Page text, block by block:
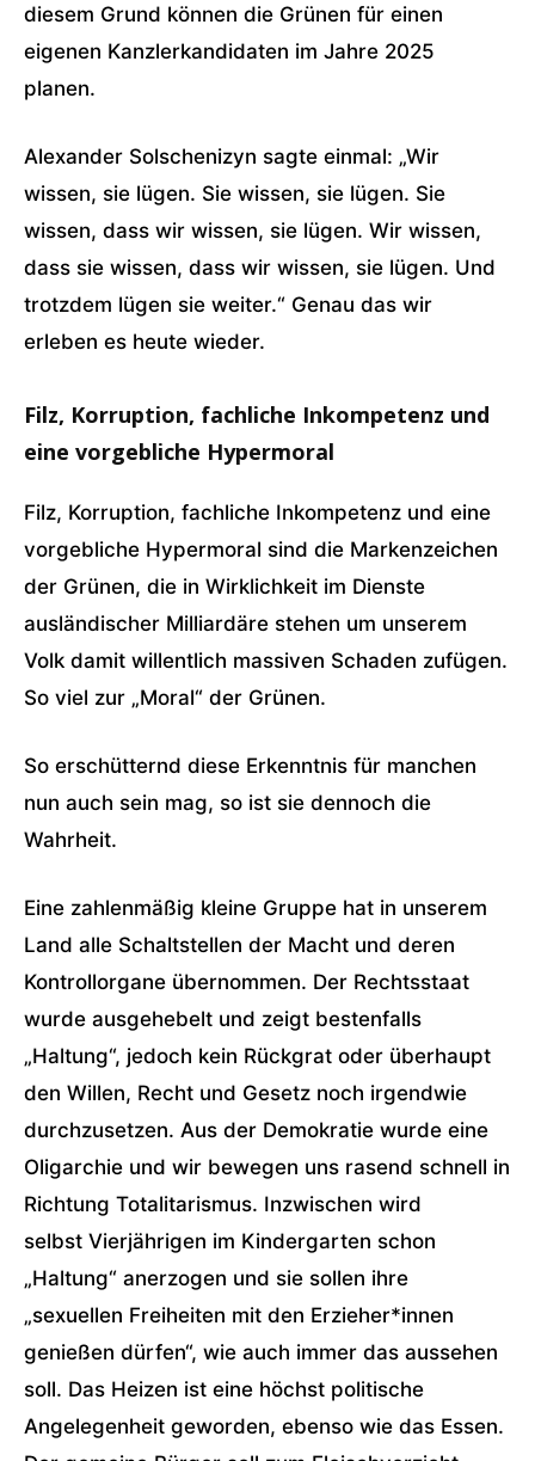
diesem Grund können die Grünen für einen
eigenen Kanzlerkandidaten im Jahre 2025
planen.
Alexander Solschenizyn sagte einmal: „Wir
wissen, sie lügen. Sie wissen, sie lügen. Sie
wissen, dass wir wissen, sie lügen. Wir wissen,
dass sie wissen, dass wir wissen, sie lügen. Und
trotzdem lügen sie weiter.“ Genau das wir
erleben es heute wieder.
Filz, Korruption, fachliche Inkompetenz und
eine vorgebliche Hypermoral
Filz, Korruption, fachliche Inkompetenz und eine
vorgebliche Hypermoral sind die Markenzeichen
der Grünen, die in Wirklichkeit im Dienste
ausländischer Milliardäre stehen um unserem
Volk damit willentlich massiven Schaden zufügen.
So viel zur „Moral“ der Grünen.
So erschütternd diese Erkenntnis für manchen
nun auch sein mag, so ist sie dennoch die
Wahrheit.
Eine zahlenmäßig kleine Gruppe hat in unserem
Land alle Schaltstellen der Macht und deren
Kontrollorgane übernommen. Der Rechtsstaat
wurde ausgehebelt und zeigt bestenfalls
„Haltung“, jedoch kein Rückgrat oder überhaupt
den Willen, Recht und Gesetz noch irgendwie
durchzusetzen. Aus der Demokratie wurde eine
Oligarchie und wir bewegen uns rasend schnell in
Richtung Totalitarismus. Inzwischen wird
selbst Vierjährigen im Kindergarten schon
„Haltung“ anerzogen und sie sollen ihre
„sexuellen Freiheiten mit den Erzieher*innen
genießen dürfen“, wie auch immer das aussehen
soll. Das Heizen ist eine höchst politische
Angelegenheit geworden, ebenso wie das Essen.